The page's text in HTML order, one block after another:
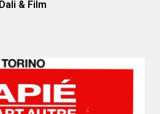
Dali & Film